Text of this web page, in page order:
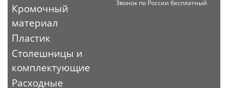
Кромочный
материал
Пластик
Столешницы и
комплектующие
Расходные
Звонок по России бесплатный